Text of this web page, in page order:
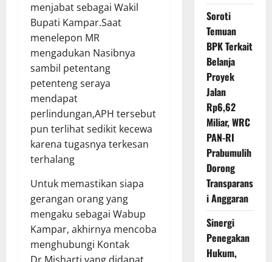
menjabat sebagai Wakil
Bupati Kampar.Saat
menelepon MR
mengadukan Nasibnya
sambil petentang
petenteng seraya
mendapat
perlindungan,APH tersebut
pun terlihat sedikit kecewa
karena tugasnya terkesan
terhalang
Untuk memastikan siapa
gerangan orang yang
mengaku sebagai Wabup
Kampar, akhirnya mencoba
menghubungi Kontak
Soroti
Temuan
BPK Terkait
Belanja
Proyek
Jalan
Rp6,62
Miliar, WRC
PAN-RI
Prabumulih
Dorong
Transparans
i Anggaran
Sinergi
Penegakan
Hukum,